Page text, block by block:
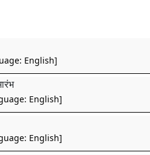
English]
English]
English]